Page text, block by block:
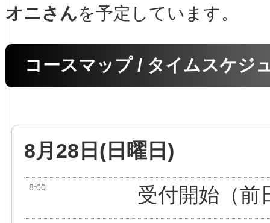
オニさんを予定しています。
コースマップ / タイムスケジ
8月28日(日曜日)
8:00 受付開始（前